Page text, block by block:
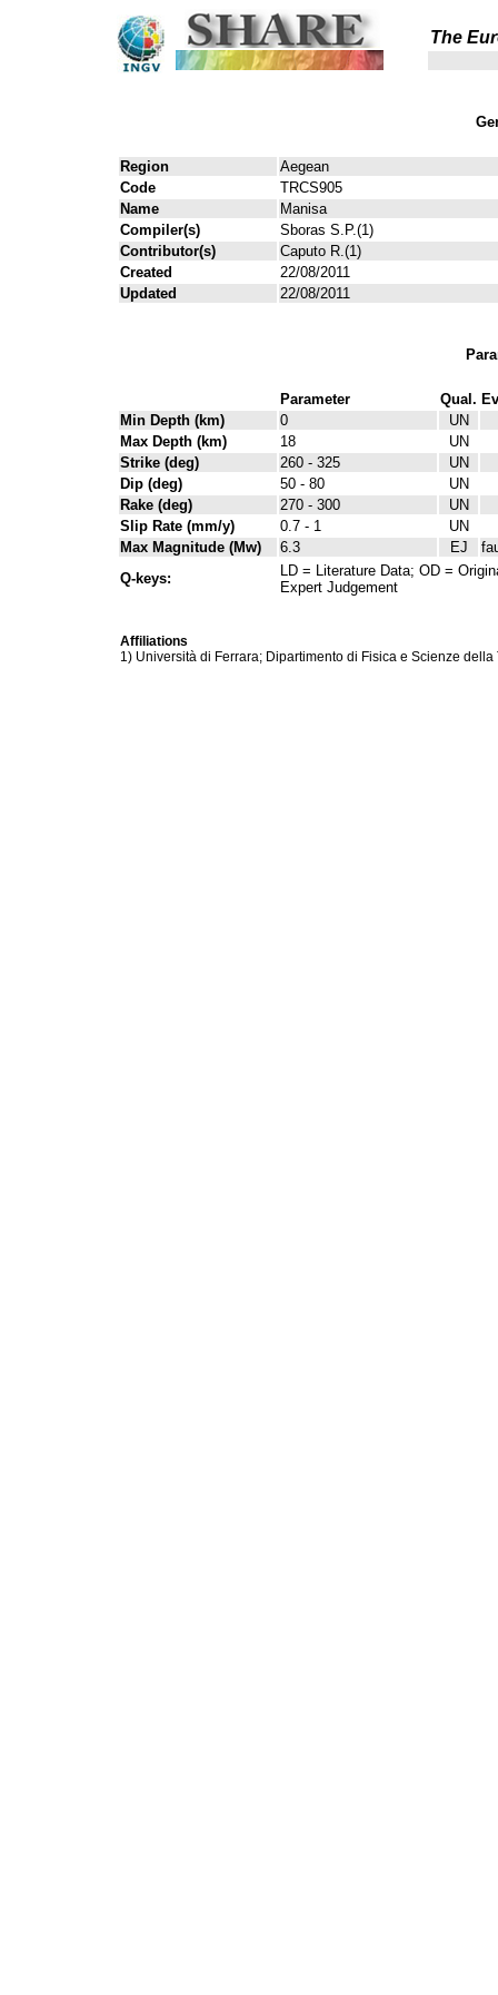
The
Region
Aegean
Code
TRCS905
Name
Manisa
Compiler(s)
Sboras S.P.(1)
Contributor(s)
Caputo R.(1)
Created
22/08/2011
Updated
22/08/2011
Parameter Qual.
Min Depth (km)
0
UN
Max Depth (km)
18
UN
Strike (deg)
260 - 325
UN
Dip (deg)
50 - 80
UN
Rake (deg)
270 - 300
UN
Slip Rate (mm/y)
0.7 - 1
UN
Max Magnitude (Mw)
6.3 EJ
Q-keys:
LD = Literature Data; OD =
Expert Judgement
Affiliations
1) Università di Ferrara; Dipartimento di Fisica e Scienze